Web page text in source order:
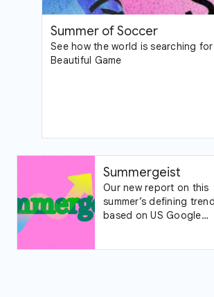
Summer of Soccer
See how the world is searching
Beautiful Game
Summergeist
Our new report on this
summer’s defining
based on US Google